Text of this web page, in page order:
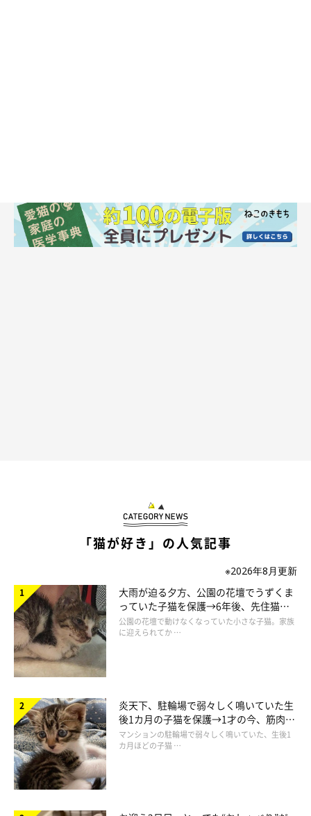
「猫が好き」の人気記事
※2026年8月更新
大雨が迫る夕方、公園の花壇でうずくま
っていた子猫を保護→6年後、先住猫
と“姉妹”のような関係に
公園の花壇で動けなくなっていた小さな子猫。家族
に迎えられてか …
炎天下、駐輪場で弱々しく鳴いていた生
後1カ月の子猫を保護→1才の今、筋肉質
でツンデレなコに成長
マンションの駐輪場で弱々しく鳴いていた、生後1
カ月ほどの子猫 …